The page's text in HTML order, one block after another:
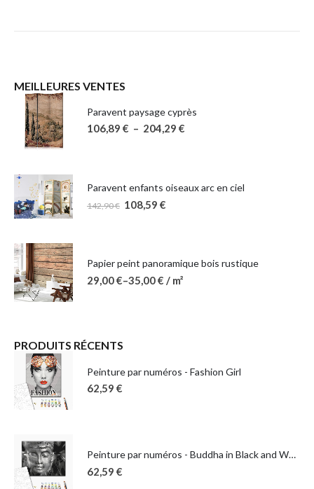
MEILLEURES VENTES
Paravent paysage cyprès
106,89 € – 204,29 €
Paravent enfants oiseaux arc en ciel
142,90€ 108,59 €
Papier peint panoramique bois rustique
29,00€–35,00€ / m²
PRODUITS RÉCENTS
Peinture par numéros - Fashion Girl
62,59 €
Peinture par numéros - Buddha in Black and White
62,59 €